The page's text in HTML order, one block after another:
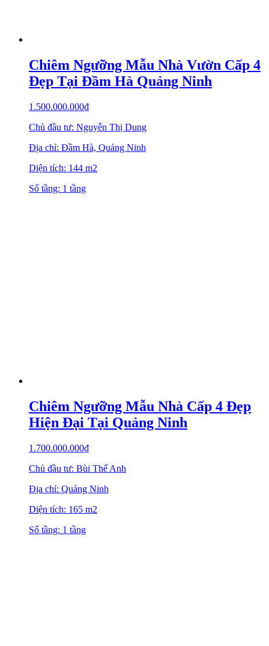
Chiêm Ngưỡng Mẫu Nhà Vườn Cấp 4
Đẹp Tại Đầm Hà Quảng Ninh
1.500.000.000₫
Chủ đầu tư: Nguyễn Thị Dung
Địa chỉ: Đầm Hà, Quảng Ninh
Diện tích: 144 m2
Số tầng: 1 tầng
Chiêm Ngưỡng Mẫu Nhà Cấp 4 Đẹp
Hiện Đại Tại Quảng Ninh
1.700.000.000₫
Chủ đầu tư: Bùi Thế Anh
Địa chỉ: Quảng Ninh
Diện tích: 165 m2
Số tầng: 1 tầng